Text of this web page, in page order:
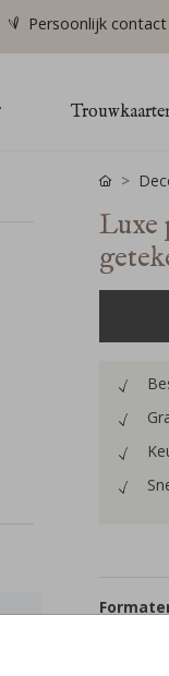
Persoonlijk contact
Luxe